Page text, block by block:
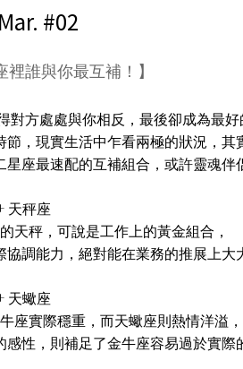
#02
裡誰與你最互補！】
方處處與你相反，最後卻成為最好
，現實生活中乍看兩極的狀況，其
座最速配的互補組合，或許靈魂伴
天秤座
天秤，可說是工作上的黃金組合，
調能力，絕對能在業務的推展上大
天蠍座
座實際穩重，而天蠍座則熱情洋溢，
性，則補足了金牛座容易過於實際